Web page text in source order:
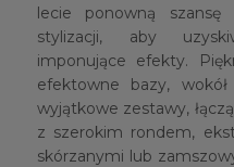
lecie ponowną szansę
stylizacji, aby
imponujące efekty.
efektowne bazy,
wyjątkowe zestawy,
z szerokim rondem,
skórzanymi lub